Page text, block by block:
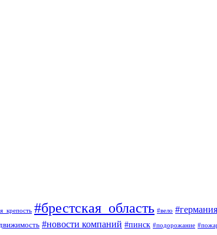
#брестская_область #вело #германия
#новости компаний #пинск #подорожание